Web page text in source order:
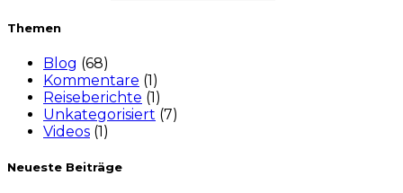
Themen
Blog (68)
Kommentare (1)
Reiseberichte (1)
Unkategorisiert (7)
Videos (1)
Neueste Beiträge